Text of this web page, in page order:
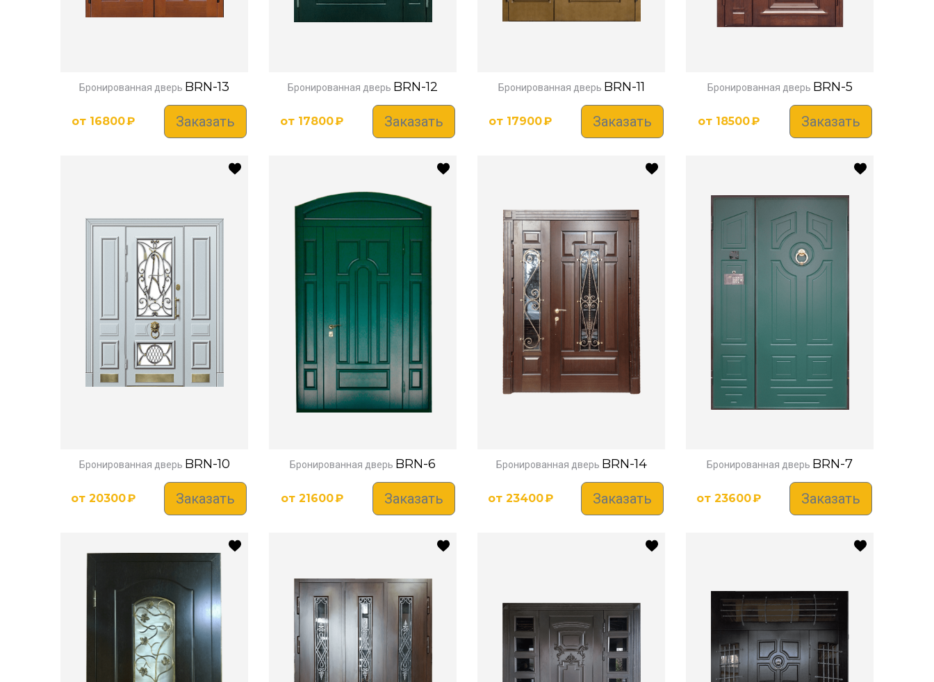
Бронированная дверь BRN-13
от 16800₽ Заказать
Бронированная дверь BRN-12
от 17800₽ Заказать
Бронированная дверь BRN-11
от 17900₽ Заказать
Бронированная дверь BRN-5
от 18500₽ Заказать
Бронированная дверь BRN-10
от 20300₽ Заказать
Бронированная дверь BRN-6
от 21600₽ Заказать
Бронированная дверь BRN-14
от 23400₽ Заказать
Бронированная дверь BRN-7
от 23600₽ Заказать